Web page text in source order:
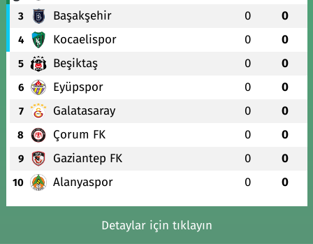
3 Başakşehir 0 0
4 Kocaelispor 0 0
5 Beşiktaş 0 0
6 Eyüpspor 0 0
7 Galatasaray 0 0
8 Çorum FK 0 0
9 Gaziantep FK 0 0
10 Alanyaspor 0 0
Detaylar için tıklayın